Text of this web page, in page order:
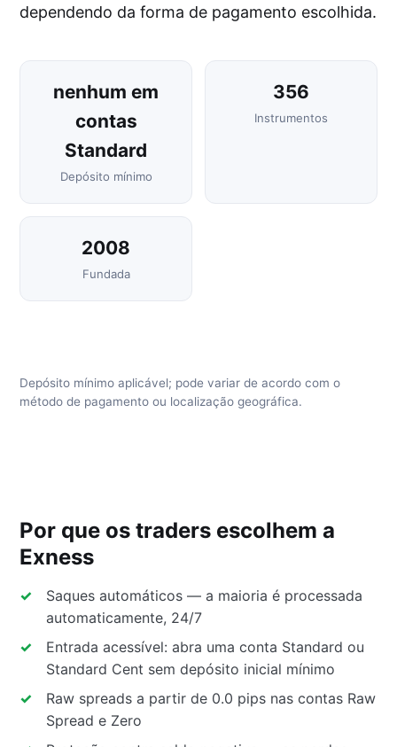
dependendo da forma de pagamento escolhida.
nenhum em
contas
Standard
Depósito mínimo
356
Instrumentos
2008
Fundada
Depósito mínimo aplicável; pode variar de acordo com o
método de pagamento ou localização geográfica.
Por que os traders escolhem a
Exness
Saques automáticos — a maioria é processada
automaticamente, 24/7
Entrada acessível: abra uma conta Standard ou
Standard Cent sem depósito inicial mínimo
Raw spreads a partir de 0.0 pips nas contas Raw
Spread e Zero